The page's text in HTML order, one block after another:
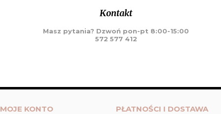
Kontakt
Masz pytania? Dzwoń pon-pt 8:00-15:00
572 577 412
MOJE KONTO PŁATNOŚCI I DOSTAWA